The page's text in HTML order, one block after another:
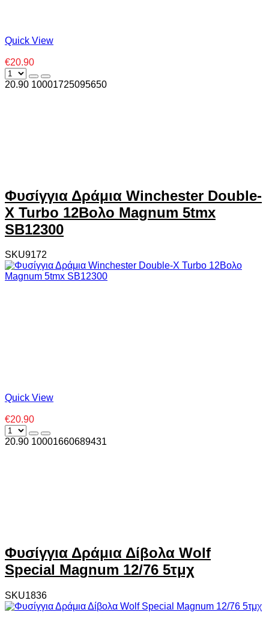
Quick View
€20.90
20.90 10001725095650
Φυσίγγια Δράμια Winchester Double-
X Turbo 12Βολο Magnum 5tmx
SB12300
SKU9172
Quick View
€20.90
20.90 10001660689431
Φυσίγγια Δράμια Δίβολα Wolf
Special Magnum 12/76 5τμχ
SKU1836